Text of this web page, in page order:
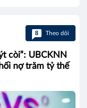
8 Theo dõi
còi”: UBCKNN
nợ trăm tỷ thế